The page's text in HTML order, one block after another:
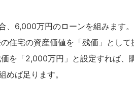
、6,000万円のローンを組みます
住宅の資産価値を「残価」として
を「2,000万円」と設定すれば、
ば足ります。